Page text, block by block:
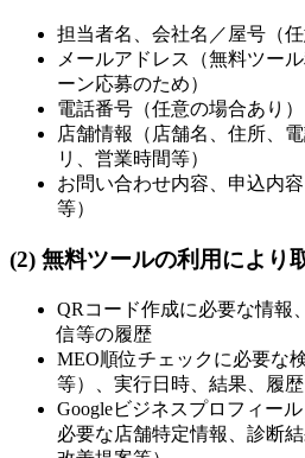
担当者名、会社名／屋号（任
メールアドレス（無料ツー
ーン応募のため）
電話番号（任意の場合あり）
店舗情報（店舗名、住所、
リ、営業時間等）
お問い合わせ内容、申込内
等）
(2) 無料ツールの利用により
QRコード作成に必要な情報
信等の履歴
MEO順位チェックに必要な
等）、実行日時、結果、履歴
Googleビジネスプロフィー
必要な店舗特定情報、診断